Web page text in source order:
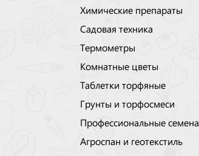
Химические препараты
Садовая техника
Термометры
Комнатные цветы
Таблетки торфяные
Грунты и торфосмеси
Профессиональные семена
Агроспан и геотекстиль